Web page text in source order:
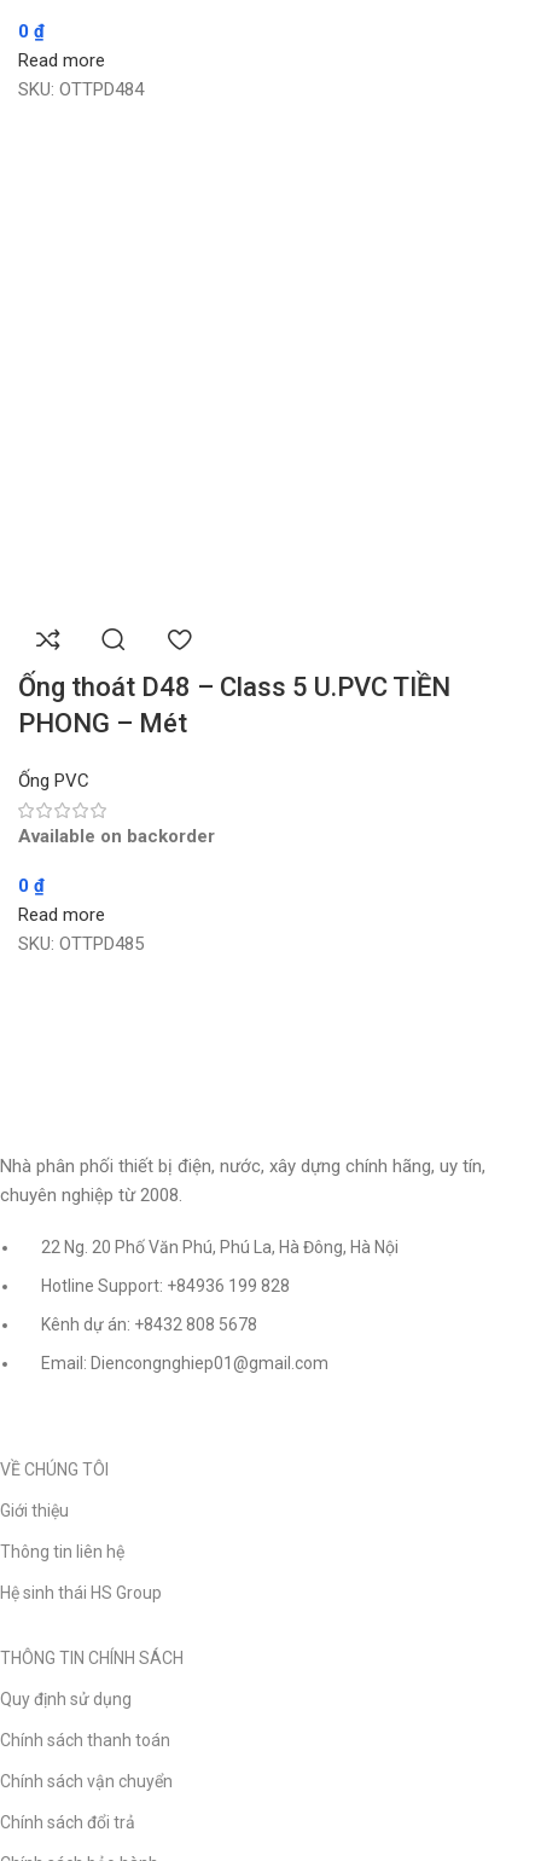
0 ₫
Read more
SKU: OTTPD484
Ống thoát D48 – Class 5 U.PVC TIỀN
PHONG – Mét
Ống PVC
Available on backorder
0 ₫
Read more
SKU: OTTPD485
Nhà phân phối thiết bị điện, nước, xây dựng chính hãng, uy tín,
chuyên nghiệp từ 2008.
22 Ng. 20 Phố Văn Phú, Phú La, Hà Đông, Hà Nội
Hotline Support: +84936 199 828
Kênh dự án: +8432 808 5678
Email: Diencongnghiep01@gmail.com
VỀ CHÚNG TÔI
Giới thiệu
Thông tin liên hệ
Hệ sinh thái HS Group
THÔNG TIN CHÍNH SÁCH
Quy định sử dụng
Chính sách thanh toán
Chính sách vận chuyển
Chính sách đổi trả